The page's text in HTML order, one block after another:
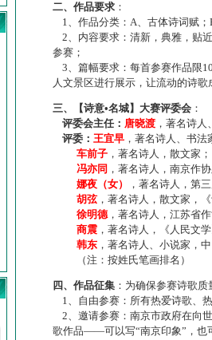
二、作品要求 ：
1、作品分类：A、古体诗词赋；
2、内容要求：清新，典雅，贴
参赛；
3、篇幅要求：每首参赛作品限
人文景区进行展示，让流动的诗
三、【诗意•名城】大赛评委会 ：
评委会主任： 唐晓渡 ，著名诗
评委： 王宜早 ，著名诗人、书
车前子 ，著名诗人，散文家；
冯亦同 ，著名诗人，南京作
娜夜（女）
，著名诗人，第
胡弦，著名诗人，散文家，
徐明德，著名诗人，江苏省
商震 ，著名诗人，《人民文
韩东 ，著名诗人、小说家，
（注：按姓氏笔画排名）
四、作品征集 ：为确保参赛诗歌
1、自由参赛：所有热爱诗歌、
2、邀请参赛：南京市政府在向
歌作品——可以写“南京印象”，也